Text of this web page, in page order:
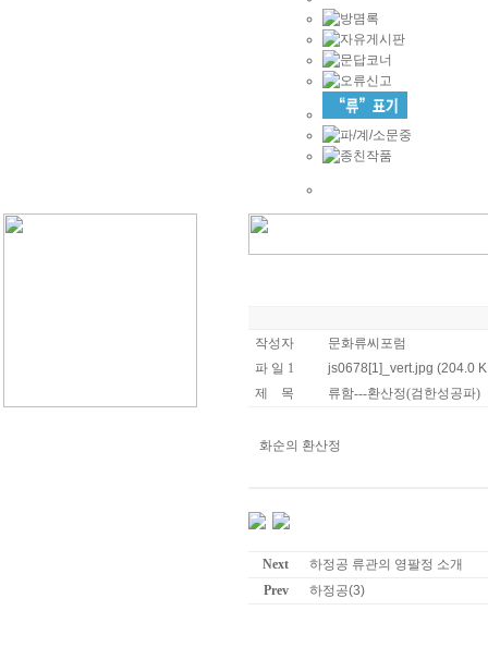
작성자
문화류씨포럼
파 일 1
js0678[1]_vert.jpg (204.0
제 목
류함---환산정(검한성공파)
화순의 환산정
Next
하정공 류관의 영팔정 소개
Prev
하정공(3)